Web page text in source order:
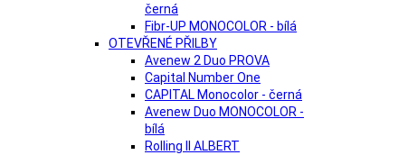
černá
Fibr-UP MONOCOLOR - bílá
OTEVŘENÉ PŘILBY
Avenew 2 Duo PROVA
Capital Number One
CAPITAL Monocolor - černá
Avenew Duo MONOCOLOR -
bílá
Rolling II ALBERT